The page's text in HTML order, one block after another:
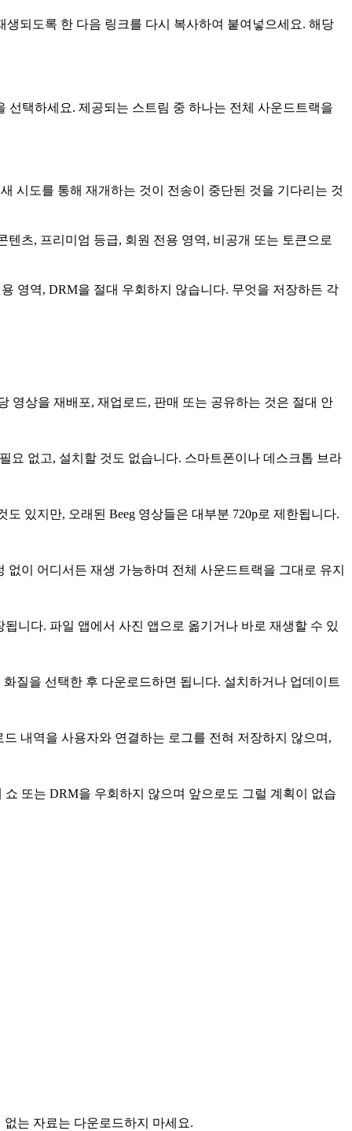
되도록 한 다음 링크를 다시 복사하여 붙여넣으세요. 해당
선택하세요. 제공되는 스트림 중 하나는 전체 사운드트랙을
시도를 통해 재개하는 것이 전송이 중단된 것을 기다리는 것
츠, 프리미엄 등급, 회원 전용 영역, 비공개 또는 토큰으로
영역, DRM을 절대 우회하지 않습니다. 무엇을 저장하든 각
영상을 재배포, 재업로드, 판매 또는 공유하는 것은 절대 안
요 없고, 설치할 것도 없습니다. 스마트폰이나 데스크톱 브라
있지만, 오래된 Beeg 영상들은 대부분 720p로 제한됩니다.
이 어디서든 재생 가능하며 전체 사운드트랙을 그대로 유지
니다. 파일 앱에서 사진 앱으로 옮기거나 바로 재생할 수 있
질을 선택한 후 다운로드하면 됩니다. 설치하거나 업데이트
내역을 사용자와 연결하는 로그를 전혀 저장하지 않으며,
또는 DRM을 우회하지 않으며 앞으로도 그럴 계획이 없습
는 자료는 다운로드하지 마세요.